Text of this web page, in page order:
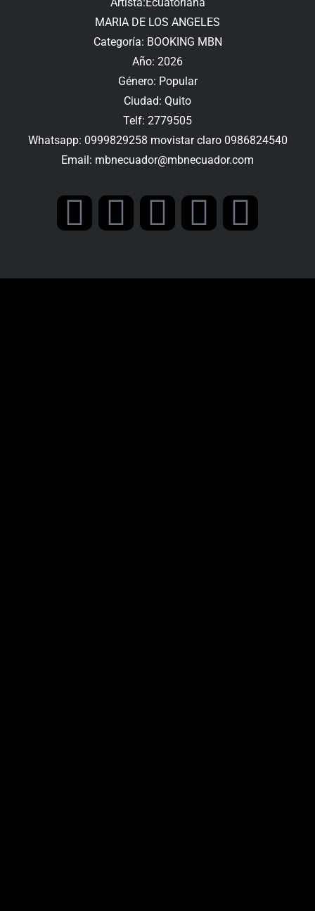
Artista:Ecuatoriana
MARIA DE LOS ANGELES
Categoría: BOOKING MBN
Año: 2026
Género: Popular
Ciudad: Quito
Telf: 2779505
Whatsapp: 0999829258 movistar claro 0986824540
Email: mbnecuador@mbnecuador.com